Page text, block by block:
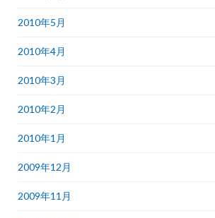
2010年5月
2010年4月
2010年3月
2010年2月
2010年1月
2009年12月
2009年11月